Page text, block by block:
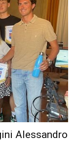
Alessandro